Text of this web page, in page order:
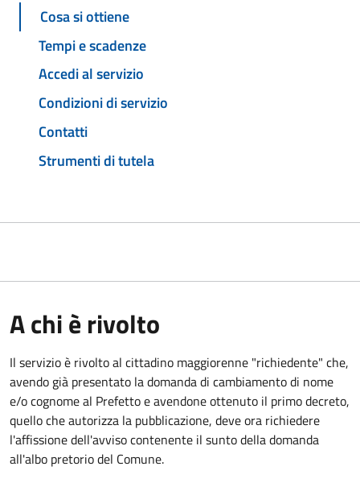
Cosa si ottiene
Tempi e scadenze
Accedi al servizio
Condizioni di servizio
Contatti
Strumenti di tutela
A chi è rivolto
Il servizio è rivolto al cittadino maggiorenne "richiedente" che,
avendo già presentato la domanda di cambiamento di nome
e/o cognome al Prefetto e avendone ottenuto il primo decreto,
quello che autorizza la pubblicazione, deve ora richiedere
l'affissione dell'avviso contenente il sunto della domanda
all'albo pretorio del Comune.